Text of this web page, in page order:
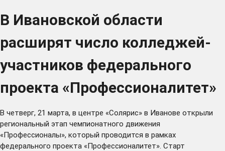
В Ивановской области
расширят число колледжей-
участников федерального
проекта «Профессионалитет»
В четверг, 21 марта, в центре «Солярис» в Иванове открыли
региональный этап чемпионатного движения
«Профессионалы», который проводится в рамках
федерального проекта «Профессионалитет». Старт